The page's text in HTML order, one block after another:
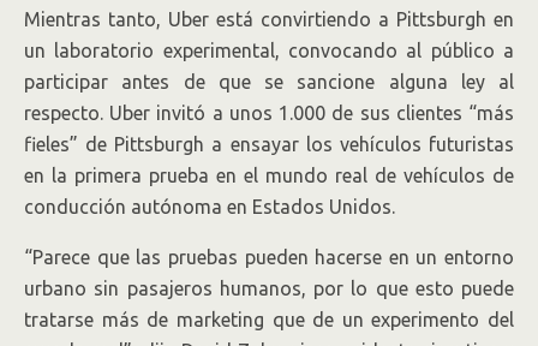
Mientras tanto, Uber está convirtiendo a Pittsburgh en
un laboratorio experimental, convocando al público a
participar antes de que se sancione alguna ley al
respecto. Uber invitó a unos 1.000 de sus clientes “más
fieles” de Pittsburgh a ensayar los vehículos futuristas
en la primera prueba en el mundo real de vehículos de
conducción autónoma en Estados Unidos.
“Parece que las pruebas pueden hacerse en un entorno
urbano sin pasajeros humanos, por lo que esto puede
tratarse más de marketing que de un experimento del